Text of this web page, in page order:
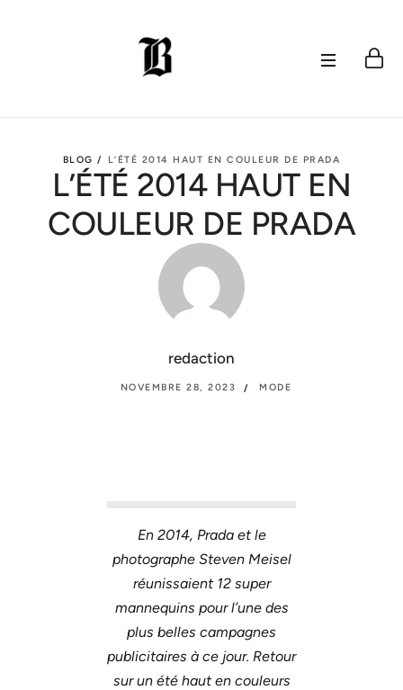
BLOG / L’ÉTÉ 2014 HAUT EN COULEUR DE PRADA
L’ÉTÉ 2014 HAUT EN
COULEUR DE PRADA
redaction
NOVEMBRE 28, 2023 MODE
En 2014, Prada et le
photographe Steven Meisel
réunissaient 12 super
mannequins pour l’une des
plus belles campagnes
publicitaires à ce jour. Retour
sur un été haut en couleurs